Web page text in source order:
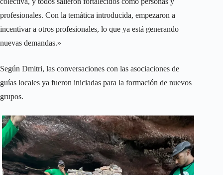
profesionales. Con la temática introducida, empezaron a
incentivar a otros profesionales, lo que ya está generando
nuevas demandas.»
Según Dmitri, las conversaciones con las asociaciones de
guías locales ya fueron iniciadas para la formación de nuevos
grupos.